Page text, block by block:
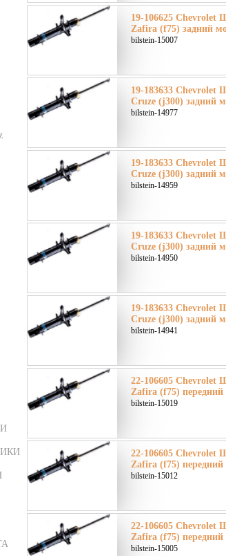
19-106625 Chevrolet
Zafira (f75) задний
bilstein-15007
19-183633 Chevrolet
Cruze (j300) задний
bilstein-14977
19-183633 Chevrolet
Cruze (j300) задний
bilstein-14959
19-183633 Chevrolet
Cruze (j300) задний
bilstein-14950
19-183633 Chevrolet
Cruze (j300) задний
bilstein-14941
22-106605 Chevrolet
Zafira (f75) передний
bilstein-15019
22-106605 Chevrolet
Zafira (f75) передний
bilstein-15012
22-106605 Chevrolet
Zafira (f75) передний
bilstein-15005